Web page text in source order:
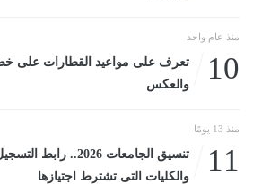
منذ عام واحد
10
تعرف على مواعيد القطارات على خط
والعكس
منذ 13 يومًا
11
تنسيق الجامعات 2026..
والكليات التى تشترط اجتيازها